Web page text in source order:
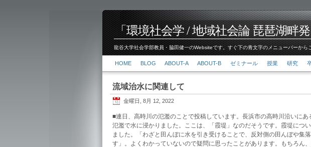
「環境社会学 / 地域社会論 琵琶湖畔
龍谷大学社会学部教員・脇田健一のWebsiteです。すぐ下の青文字のメニューバーか
HOME BLOG ABOUT-A ABOUT-B ゼミナール 授業 研究
流域治水に関連して
金曜日, 8月 12, 2022
■連日、高時川の氾濫のことで投稿しています。長浜市の高時川沿いに
氾濫で水に浸かりました。ここは、「霞堤」なのだそうです。霞堤につ
ました。「わざと田んぼに水を引き受けることで、反対側の田んぼや集
す」。よくわかっていないので疑問に思ったことがあります。もちろん